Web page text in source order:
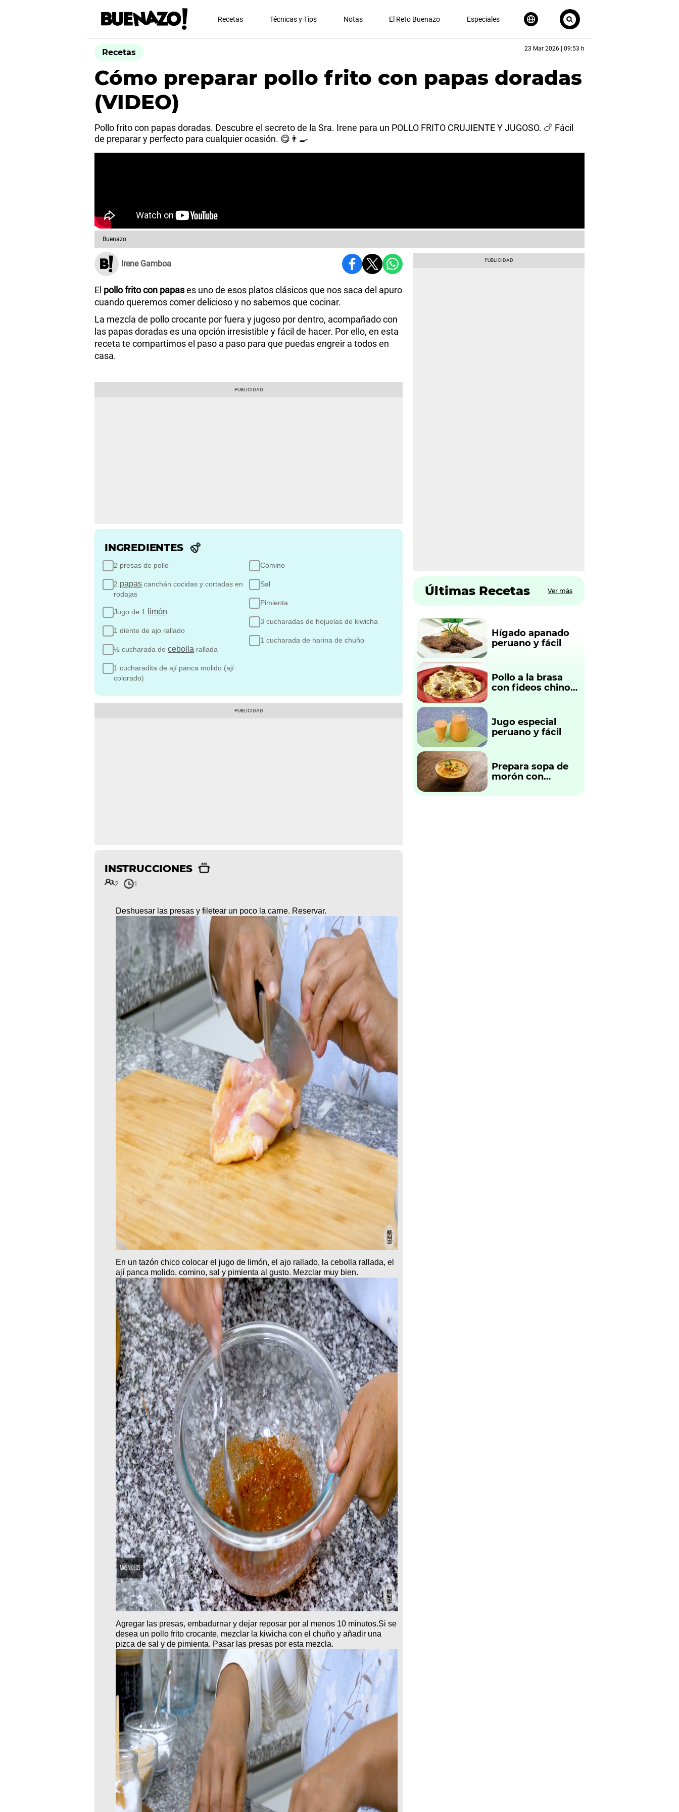
Recetas Técnicas y Tips Notas El Reto Buenazo Especiales
Recetas 23 Mar 2026 | 09:53 h
Cómo preparar pollo frito con papas doradas
(VIDEO)
Pollo frito con papas doradas. Descubre el secreto de la Sra. Irene para un POLLO FRITO CRUJIENTE Y JUGOSO. 🍗 Fácil
de preparar y perfecto para cualquier ocasión. 😋👨‍🍳
Buenazo
Irene Gamboa
El pollo frito con papases uno de esos platos clásicos que nos saca del apuro
cuando queremos comer delicioso y no sabemos que cocinar.
La mezcla de pollocrocante por fuera y jugoso por dentro, acompañado con
las papas doradas es una opción irresistible y fácil de hacer. Por ello, en esta
receta te compartimos el paso a paso para que puedas engreir a todos en
casa.
INGREDIENTES
2 presas de pollo
2 papas canchán cocidas y cortadas en
rodajas
Jugo de 1 limón
1 diente de ajo rallado
½ cucharada de cebolla rallada
1 cucharadita de ají panca molido (ají
colorado)
Comino
Sal
Pimienta
3 cucharadas de hojuelas de kiwicha
1 cucharada de harina de chuño
INSTRUCCIONES
2 1
Deshuesar las presas y filetear un poco la carne. Reservar.
En un tazón chico colocar el jugo de limón, el ajo rallado, la cebolla rallada, el
ají panca molido, comino, sal y pimienta al gusto. Mezclar muy bien.
Agregar las presas, embadurnar y dejar reposar por al menos 10 minutos.Si se
desea un pollo frito crocante, mezclar la kiwicha con el chuño y añadir una
pizca de sal y de pimienta. Pasar las presas por esta mezcla.
Últimas Recetas Ver más
Hígado apanado
peruano y fácil
Pollo a la brasa
con fideos chinos
Jugo especial
peruano y fácil
Prepara sopa de
morón con
tradicional